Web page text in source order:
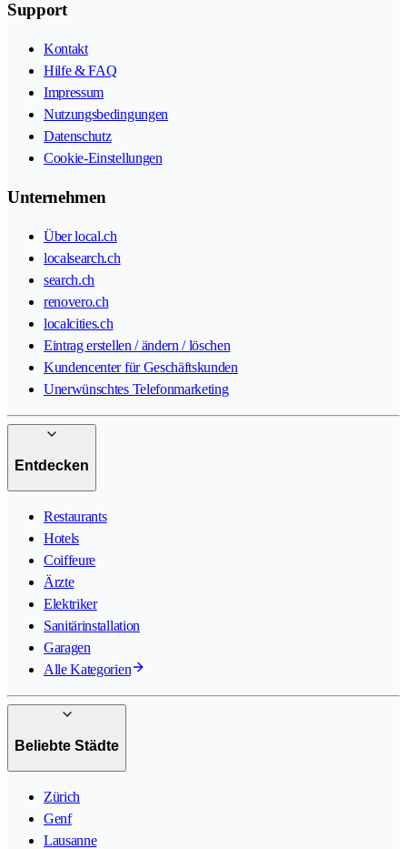
Support
Kontakt
Hilfe & FAQ
Impressum
Nutzungsbedingungen
Datenschutz
Cookie-Einstellungen
Unternehmen
Über local.ch
localsearch.ch
search.ch
renovero.ch
localcities.ch
Eintrag erstellen / ändern / löschen
Kundencenter für Geschäftskunden
Unerwünschtes Telefonmarketing
Entdecken
Restaurants
Hotels
Coiffeure
Ärzte
Elektriker
Sanitärinstallation
Garagen
Alle Kategorien
Beliebte Städte
Zürich
Genf
Lausanne